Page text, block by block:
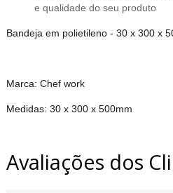
e qualidade do seu produto
Bandeja em polietileno - 30 x 300 x
Marca: Chef work
Medidas: 30 x 300 x 500mm
Avaliações dos